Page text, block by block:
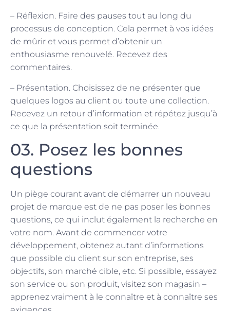
– Réflexion. Faire des pauses tout au long du
processus de conception. Cela permet à vos idées
de mûrir et vous permet d’obtenir un
enthousiasme renouvelé. Recevez des
commentaires.
– Présentation. Choisissez de ne présenter que
quelques logos au client ou toute une collection.
Recevez un retour d’information et répétez jusqu’à
ce que la présentation soit terminée.
03. Posez les bonnes
questions
Un piège courant avant de démarrer un nouveau
projet de marque est de ne pas poser les bonnes
questions, ce qui inclut également la recherche en
votre nom. Avant de commencer votre
développement, obtenez autant d’informations
que possible du client sur son entreprise, ses
objectifs, son marché cible, etc. Si possible, essayez
son service ou son produit, visitez son magasin –
apprenez vraiment à le connaître et à connaître ses